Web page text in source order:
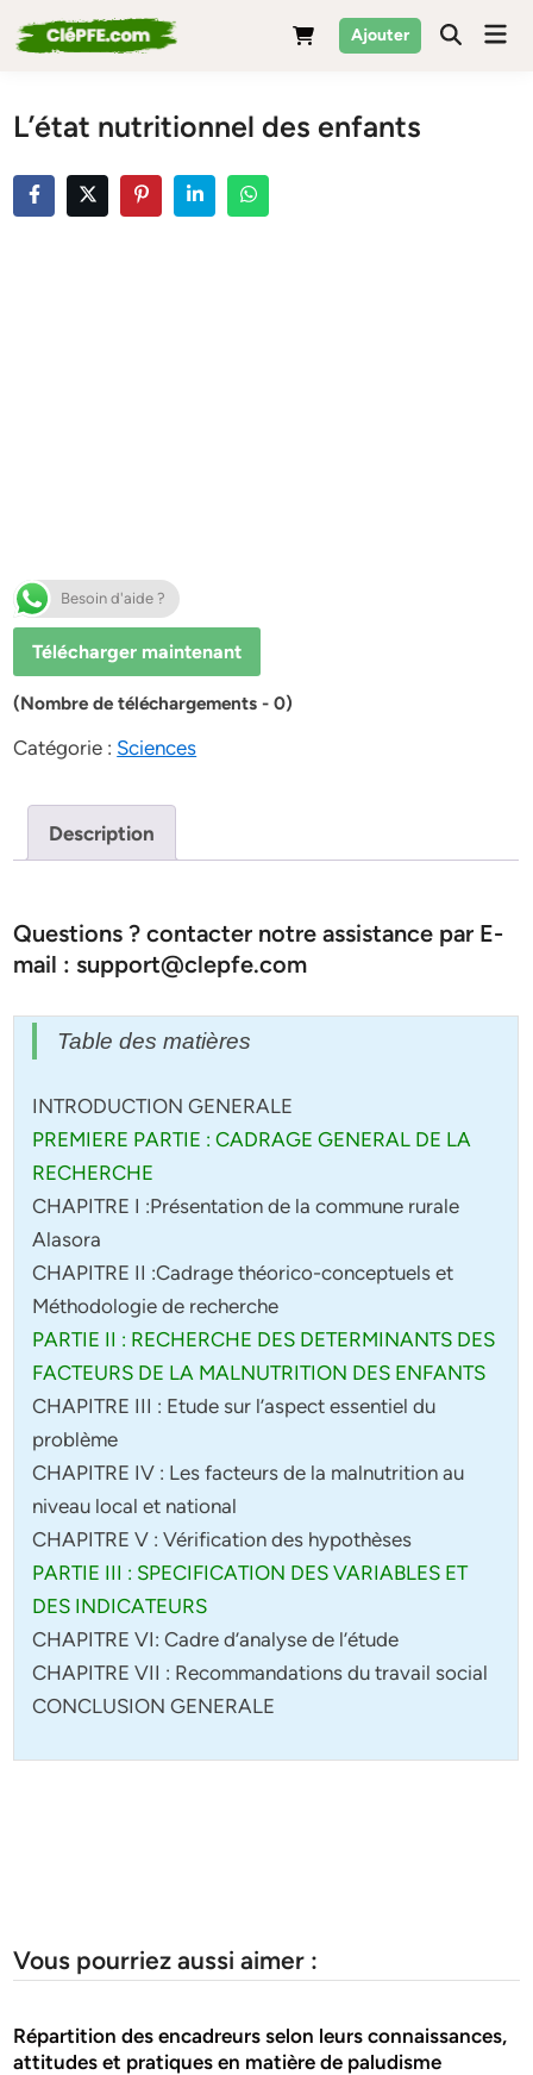
to
Ajouter
L’état nutritionnel des enfants
Besoin d'aide ?
Télécharger maintenant
(Nombre de téléchargements - 0)
Catégorie : Sciences
Description
Questions ? contacter notre assistance par E-
mail : support@clepfe.com
Table des matières
INTRODUCTION GENERALE
PREMIERE PARTIE : CADRAGE GENERAL DE LA
RECHERCHE
CHAPITRE I :Présentation de la commune rurale
Alasora
CHAPITRE II :Cadrage théorico-conceptuels et
Méthodologie de recherche
PARTIE II : RECHERCHE DES DETERMINANTS DES
FACTEURS DE LA MALNUTRITION DES ENFANTS
CHAPITRE III : Etude sur l’aspect essentiel du
problème
CHAPITRE IV : Les facteurs de la malnutrition au
niveau local et national
CHAPITRE V : Vérification des hypothèses
PARTIE III : SPECIFICATION DES VARIABLES ET
DES INDICATEURS
CHAPITRE VI: Cadre d’analyse de l’étude
CHAPITRE VII : Recommandations du travail social
CONCLUSION GENERALE
Vous pourriez aussi aimer :
Répartition des encadreurs selon leurs connaissances,
attitudes et pratiques en matière de paludisme